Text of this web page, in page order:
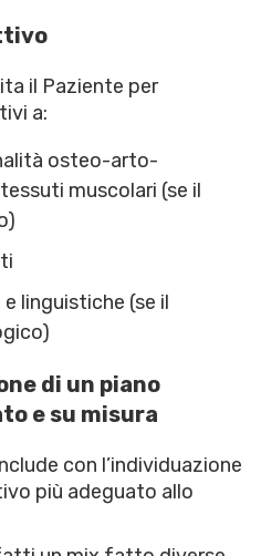
il Paziente per
a:
osteo-arto-
muscolari (se il
linguistiche (se il
di un piano
e su misura
con l’individuazione
più adeguato allo